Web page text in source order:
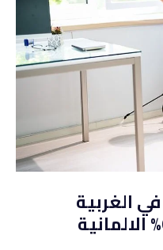
الغربية
01099052560 بخصم 63% الالمانية